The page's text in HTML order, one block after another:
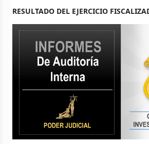
RESULTADO DEL EJERCICIO